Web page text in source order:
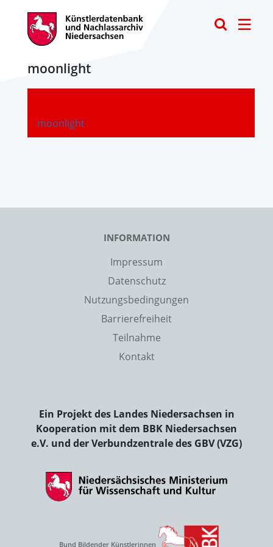
moonlight
moonlight
-
INFORMATION
Impressum
Datenschutz
Nutzungsbedingungen
Barrierefreiheit
Teilnahme
Kontakt
Ein Projekt des Landes Niedersachsen in
Kooperation mit dem BBK Niedersachsen
e.V. und der Verbundzentrale des GBV (VZG)
Bund Bildender Künstlerinnen